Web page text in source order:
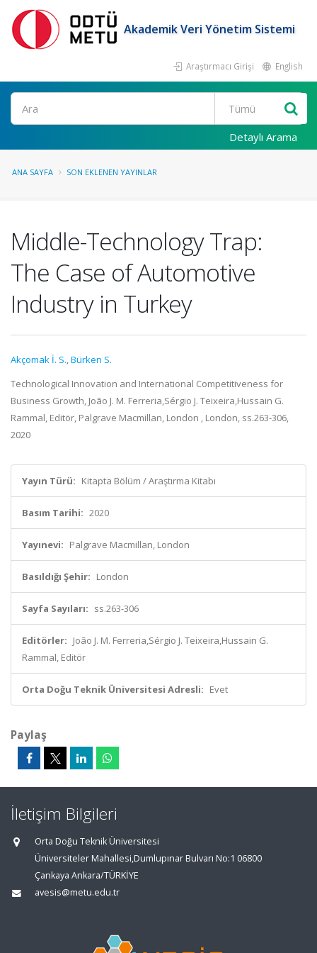
Akademik Veri Yönetim Sistemi
Araştırmacı Girişi English
Ara
Detaylı Arama
ANA SAYFA SON EKLENEN YAYINLAR
Middle-Technology Trap:
The Case of Automotive
Industry in Turkey
Akçomak İ. S.,Bürken S.
Technological Innovation and International Competitiveness for
Business Growth, João J. M. Ferreria,Sérgio J. Teixeira,Hussain G.
Rammal, Editör, Palgrave Macmillan, London , London, ss.263-306,
2020
Yayın Türü: Kitapta Bölüm / Araştırma Kitabı
Basım Tarihi: 2020
Yayınevi: Palgrave Macmillan, London
Basıldığı Şehir: London
Sayfa Sayıları: ss.263-306
Editörler: João J. M. Ferreria,Sérgio J. Teixeira,Hussain G.
Rammal, Editör
Orta Doğu Teknik Üniversitesi Adresli: Evet
Paylaş
İletişim Bilgileri
Orta Doğu Teknik Üniversitesi
Üniversiteler Mahallesi,Dumlupınar Bulvarı No:1 06800
Çankaya Ankara/TÜRKİYE
avesis@metu.edu.tr